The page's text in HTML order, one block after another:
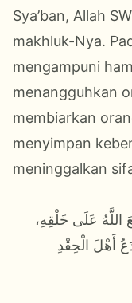
Sya’ban, Allah
makhluk-Nya.
mengampuni
menangguhkan
membiarkan
menyimpan
meninggalkan
اللَّهُ عَلَى خَلْقِهِ،
أَهْلَ الْحِقْدِ